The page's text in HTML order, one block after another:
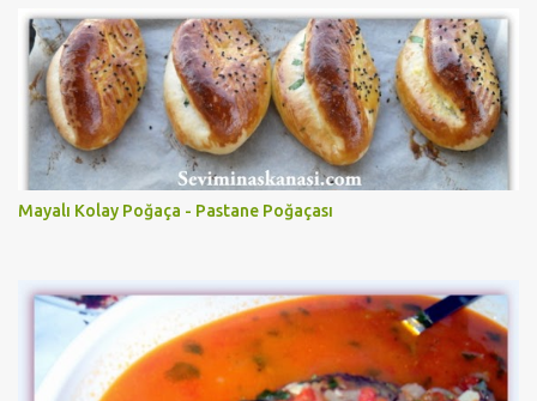
Mayalı Kolay Poğaça - Pastane Poğaçası